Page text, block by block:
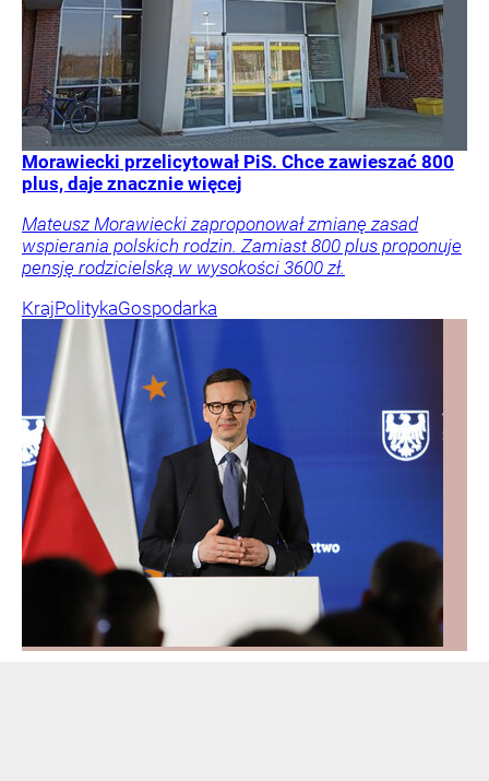
Morawiecki przelicytował PiS. Chce zawieszać 800
plus, daje znacznie więcej
Mateusz Morawiecki zaproponował zmianę zasad
wspierania polskich rodzin. Zamiast 800 plus proponuje
pensję rodzicielską w wysokości 3600 zł.
KrajPolitykaGospodarka